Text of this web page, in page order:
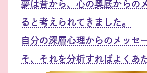
夢は昔から、心の奥底からの
ると考えられてきました。
自分の深層心理からのメッセ
そ、それを分析すればよくあ